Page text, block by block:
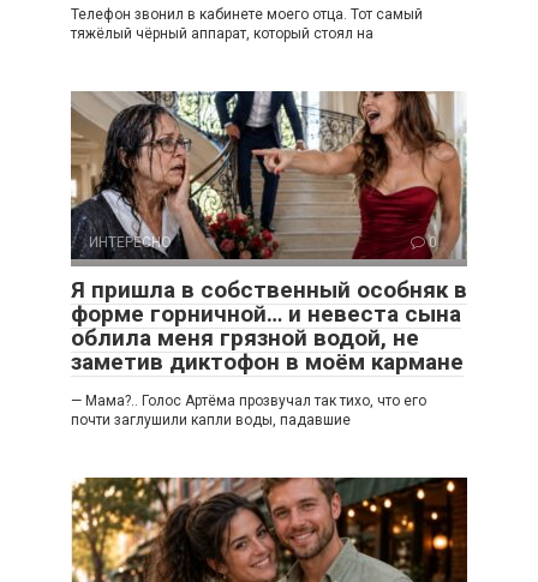
Телефон звонил в кабинете моего отца. Тот самый
тяжёлый чёрный аппарат, который стоял на
ИНТЕРЕСНО 0
Я пришла в собственный особняк в
форме горничной… и невеста сына
облила меня грязной водой, не
заметив диктофон в моём кармане
— Мама?.. Голос Артёма прозвучал так тихо, что его
почти заглушили капли воды, падавшие